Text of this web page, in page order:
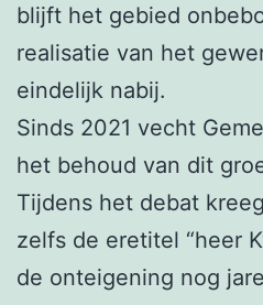
blijft het gebied
realisatie van het
eindelijk nabij.
Sinds 2021 vecht
het behoud van dit
Tijdens het debat
zelfs de eretitel “heer
de onteigening nog